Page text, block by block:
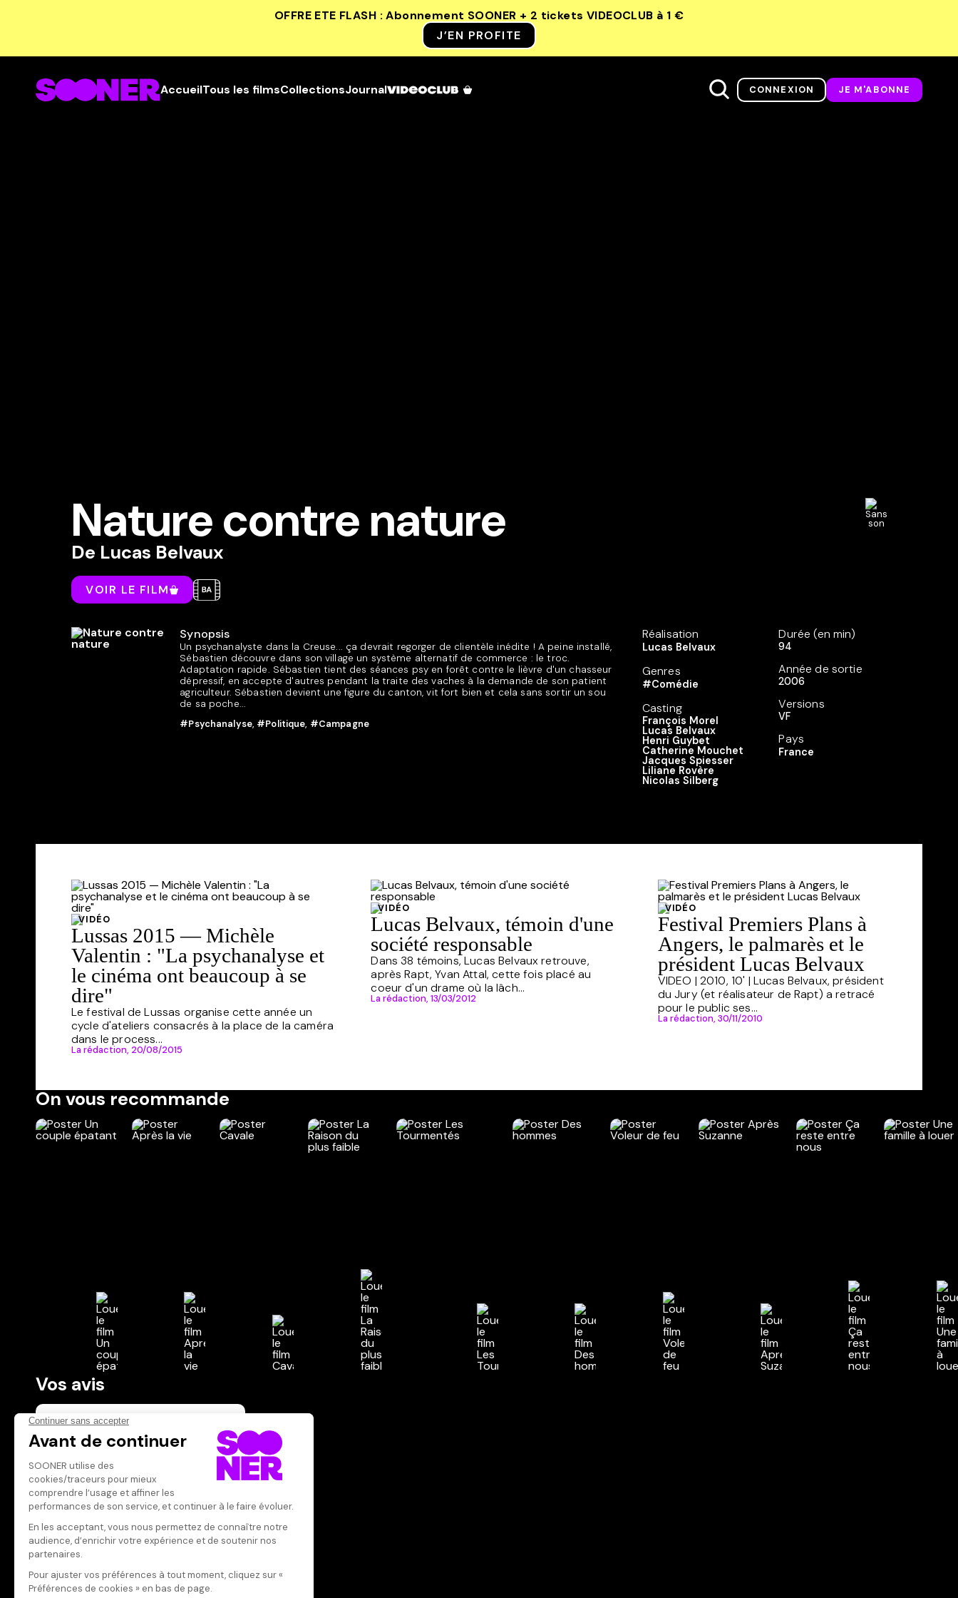
OFFRE ETE FLASH : Abonnement SOONER + 2 tickets VIDEOCLUB à 1 €
J’EN PROFITE
AccueilTous les filmsCollectionsJournal CONNEXION JE M'ABONNE
Nature contre nature
De Lucas Belvaux
VOIR LE FILM
Synopsis
Un psychanalyste dans la Creuse... ça devrait regorger de clientèle inédite ! A peine installé,
Sébastien découvre dans son village un système alternatif de commerce : le troc.
Adaptation rapide. Sébastien tient des séances psy en forêt contre le lièvre d'un chasseur
dépressif, en accepte d'autres pendant la traite des vaches à la demande de son patient
agriculteur. Sébastien devient une figure du canton, vit fort bien et cela sans sortir un sou
de sa poche...
#Psychanalyse, #Politique, #Campagne
Réalisation
Lucas Belvaux
Genres
#Comédie
Casting
François Morel
Lucas Belvaux
Henri Guybet
Catherine Mouchet
Jacques Spiesser
Liliane Rovère
Nicolas Silberg
Durée (en min)
94
Année de sortie
2006
Versions
VF
Pays
France
VIDÉO
Lussas 2015 — Michèle
Valentin : "La psychanalyse et
le cinéma ont beaucoup à se
dire"
Le festival de Lussas organise cette année un
cycle d'ateliers consacrés à la place de la caméra
dans le process...
La rédaction, 20/08/2015
VIDÉO
Lucas Belvaux, témoin d'une
société responsable
Dans 38 témoins, Lucas Belvaux retrouve,
après Rapt, Yvan Attal, cette fois placé au
coeur d'un drame où la lâch...
La rédaction,13/03/2012
VIDÉO
Festival Premiers Plans à
Angers, le palmarès et le
président Lucas Belvaux
VIDEO | 2010, 10' | Lucas Belvaux, président
du Jury (et réalisateur de Rapt) a retracé
pour le public ses...
La rédaction, 30/11/2010
On vous recommande
Vos avis
Donnez votre avis
Votre note
Votre commentaire
Il faut vous connecter pour
publier un avis
CONNEXION